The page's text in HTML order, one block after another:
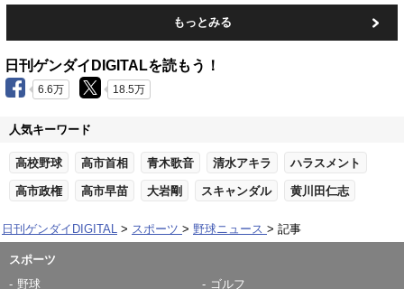
もっとみる
日刊ゲンダイDIGITALを読もう！
6.6万 18.5万
人気キーワード
高校野球 高市首相 青木歌音 清水アキラ ハラスメント
高市政権 高市早苗 大岩剛 スキャンダル 黄川田仁志
日刊ゲンダイDIGITAL スポーツ 野球ニュース 記事
スポーツ
野球
ゴルフ